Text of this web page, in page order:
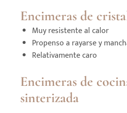
Encimeras de
Muy resistente al calor
Propenso a rayarse y
Relativamente caro
Encimeras de
sinterizada